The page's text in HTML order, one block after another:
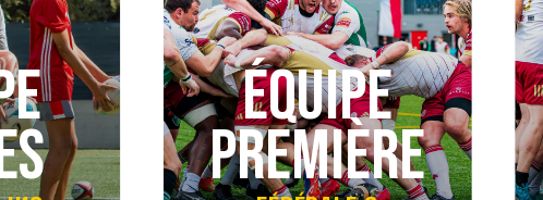
ÉQUIPE
PREMIÈRE